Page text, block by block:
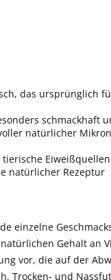
das ursprünglich
schmackhaft
natürlicher
Eiweißquellen
natürlicher Rezeptur
einzelne
Gehalt an
vor, die auf der
Trocken- und